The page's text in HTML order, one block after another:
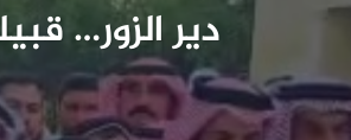
دير الزور…